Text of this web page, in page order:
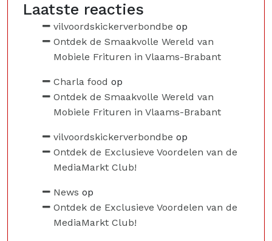
Laatste reacties
vilvoordskickerverbondbe op
Ontdek de Smaakvolle Wereld van
Mobiele Frituren in Vlaams-Brabant
Charla food op
Ontdek de Smaakvolle Wereld van
Mobiele Frituren in Vlaams-Brabant
vilvoordskickerverbondbe op
Ontdek de Exclusieve Voordelen van de
MediaMarkt Club!
News op
Ontdek de Exclusieve Voordelen van de
MediaMarkt Club!